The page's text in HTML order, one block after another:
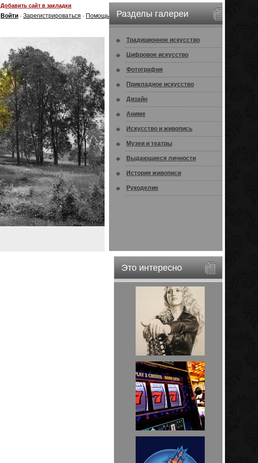
Добавить сайт в закладки
Войти · Зарегистрироваться · Помощь Разделы галереи
Традиционное искусство
Цифровое искусство
Фотография
Прикладное искусство
Дизайн
Аниме
Искусство и живопись
Музеи и театры
Выдающиеся личности
История живописи
Рукоделие
Это интересно